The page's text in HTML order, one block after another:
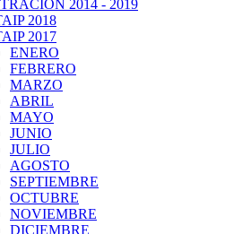
2014 - 2019
2018
2017
ENERO
FEBRERO
MARZO
ABRIL
MAYO
JUNIO
JULIO
AGOSTO
SEPTIEMBRE
OCTUBRE
NOVIEMBRE
DICIEMBRE